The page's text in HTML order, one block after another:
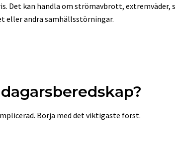
Det kan handla om strömavbrott, extremväder,
eller andra samhällsstörningar.
Börja med det viktigaste först.